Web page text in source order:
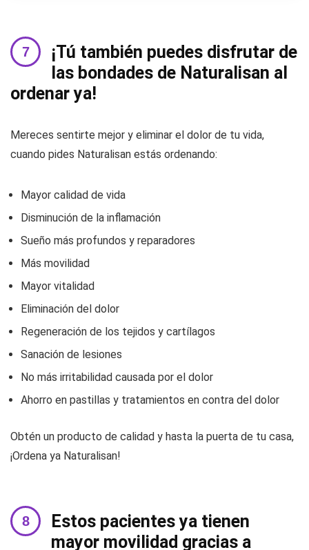
¡Tú también puedes disfrutar de
las bondades de Naturalisan al
ordenar ya!
Mereces sentirte mejor y eliminar el dolor de tu vida,
cuando pides Naturalisan estás ordenando:
Mayor calidad de vida
Disminución de la inflamación
Sueño más profundos y reparadores
Más movilidad
Mayor vitalidad
Eliminación del dolor
Regeneración de los tejidos y cartílagos
Sanación de lesiones
No más irritabilidad causada por el dolor
Ahorro en pastillas y tratamientos en contra del dolor
Obtén un producto de calidad y hasta la puerta de tu casa,
¡Ordena ya Naturalisan!
Estos pacientes ya tienen
mayor movilidad gracias a